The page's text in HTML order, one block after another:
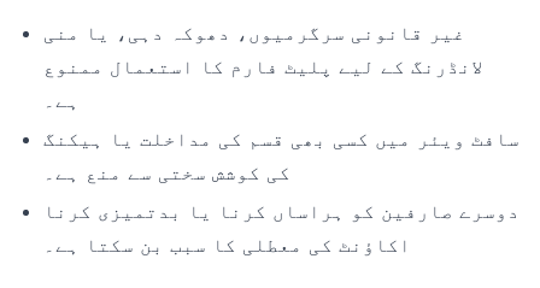
غیر قانونی سرگرمیوں، دھوکہ دہی، یا منی
لانڈرنگ کے لیے پلیٹ فارم کا استعمال ممنوع
ہے۔
سافٹ ویئر میں کسی بھی قسم کی مداخلت یا ہیکنگ
کی کوشش سختی سے منع ہے۔
دوسرے صارفین کو ہراساں کرنا یا بدتمیزی کرنا
اکاؤنٹ کی معطلی کا سبب بن سکتا ہے۔